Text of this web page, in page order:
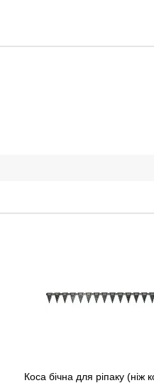
Коса бічна для ріпаку (ніж